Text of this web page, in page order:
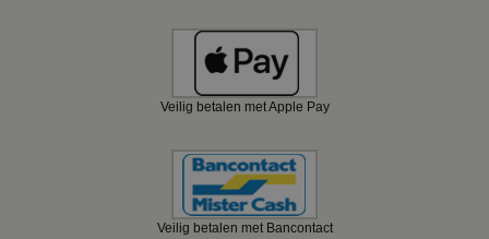
Veilig betalen met Apple Pay
Veilig betalen met Bancontact